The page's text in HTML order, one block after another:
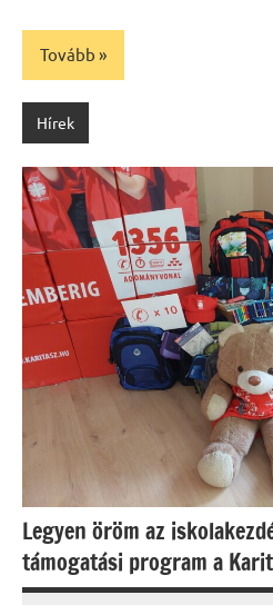
Tovább
Hírek
Legyen öröm az
támogatási program a